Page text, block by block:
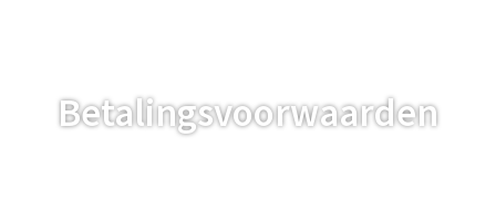
Betalingsvoorwaarden